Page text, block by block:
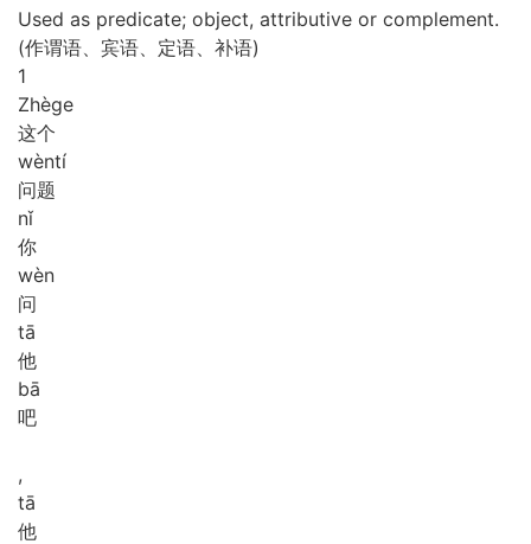
Used as predicate; object, attributive or complement.
(作谓语、宾语、定语、补语)
1
Zhège
这个
wèntí
问题
nǐ
你
wèn
问
tā
他
bā
吧
,
tā
他